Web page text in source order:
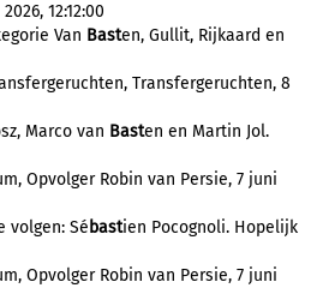
12:12:00
Van Basten, Gullit, Rijkaard en
Transfergeruchten, 8
Marco van Basten en Martin Jol.
Opvolger Robin van Persie, 7 juni
volgen: Sé bastien Pocognoli. Hopelijk
Opvolger Robin van Persie, 7 juni